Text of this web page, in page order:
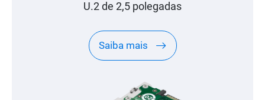
U.2 de 2,5 polegadas
Saiba mais